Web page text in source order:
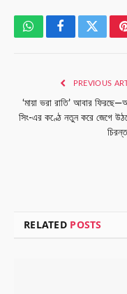
WhatsAppFacebookTwitter
PREVIOUS
‘মায়া ভরা রাতি’ আবার
সিং-এর কণ্ঠে নতুন করে জেগে
RELATED POSTS